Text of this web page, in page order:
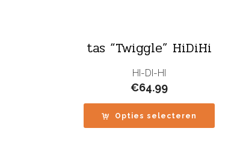
tas “Twiggle” HiDiHi
HI-DI-HI
€64.99
Opties selecteren